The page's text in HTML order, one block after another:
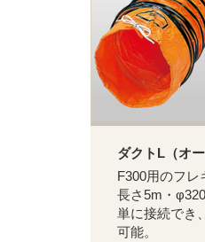
ダクトL（オー
F300用のフレ
長さ5m・
単に接続でき
可能。